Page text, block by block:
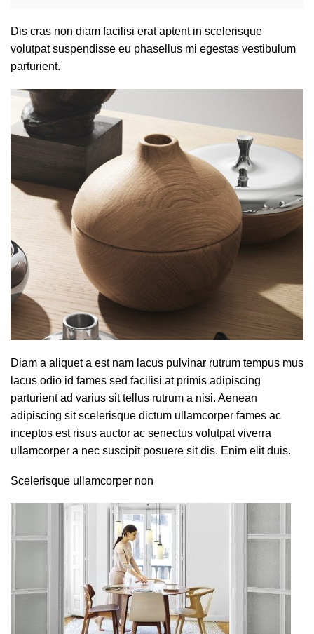
Dis cras non diam facilisi erat aptent in scelerisque
volutpat suspendisse eu phasellus mi egestas vestibulum
parturient.
Diam a aliquet a est nam lacus pulvinar rutrum tempus mus
lacus odio id fames sed facilisi at primis adipiscing
parturient ad varius sit tellus rutrum a nisi. Aenean
adipiscing sit scelerisque dictum ullamcorper fames ac
inceptos est risus auctor ac senectus volutpat viverra
ullamcorper a nec suscipit posuere sit dis. Enim elit duis.
Scelerisque ullamcorper non